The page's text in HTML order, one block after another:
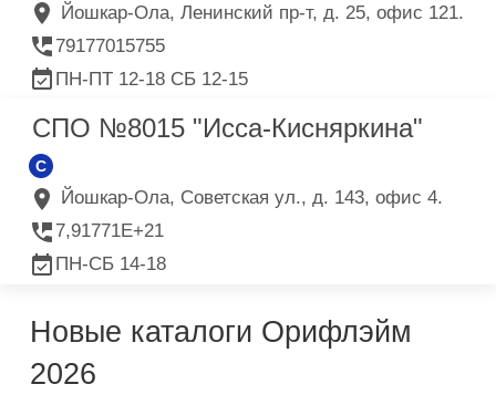
Йошкар-Ола, Ленинский пр-т, д. 25, офис 121.
79177015755
ПН-ПТ 12-18 СБ 12-15
СПО №8015 "Исса-Кисняркина"
C
Йошкар-Ола, Советская ул., д. 143, офис 4.
7,91771E+21
ПН-СБ 14-18
Новые каталоги Орифлэйм
2026